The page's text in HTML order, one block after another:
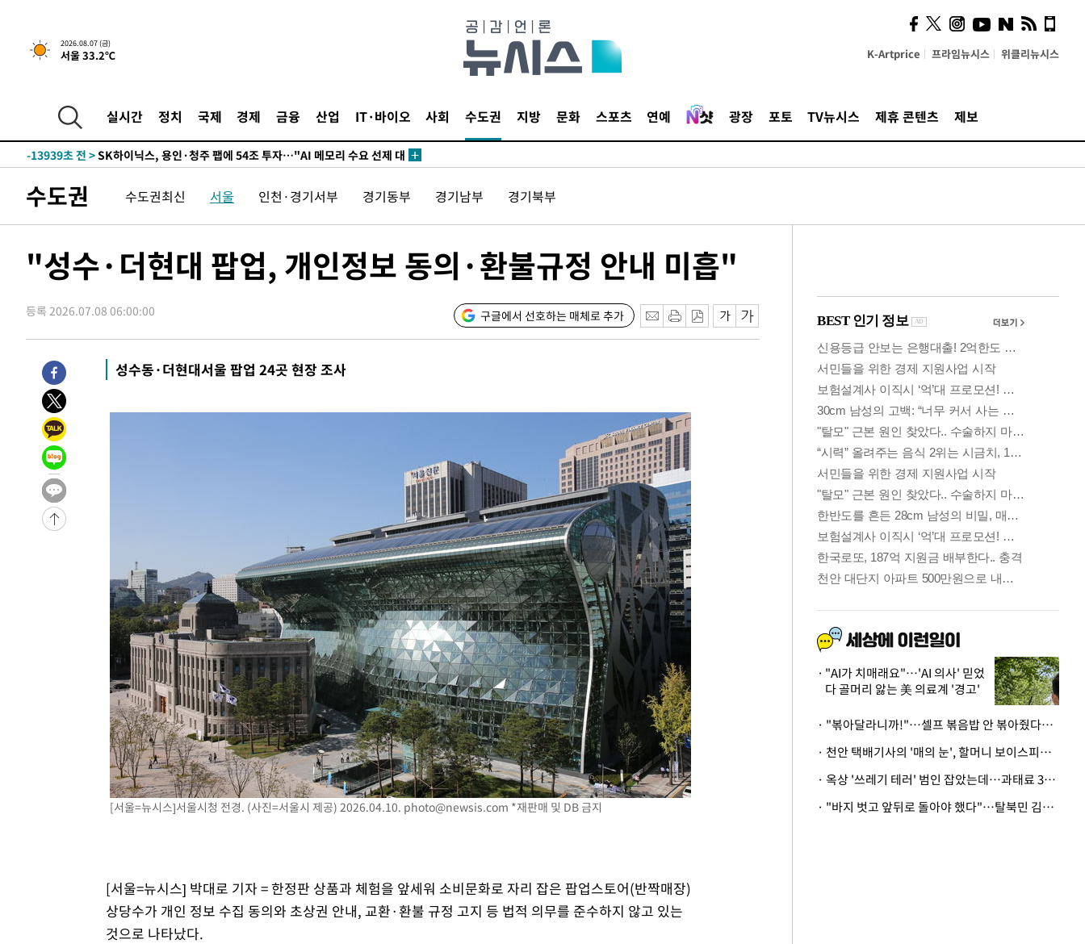
2026.08.07 (금)
서울 33.2℃ K-Artprice 프라임뉴시스 위클리뉴시스
실시간 정치 국제 경제 금융 산업 IT·바이오 사회 수도권 지방 문화 스포츠 연예 광장 포토 TV뉴시스 제휴 콘텐츠 제보
실천"
-26167초 전 >이란, "오만과 '중앙 단일 루트' 합의…북쪽 인바운드·남쪽 아웃바
운드는 임시"
-17735초 전 >"낮 기온 소폭 하락"…수도권 폭염중대경보, 폭염경보로 하향
-17662초 전 >
[단독]중수청 지원 검사들, 정원 초과 시 낮은 계급 임용…희망지 못
-15633초 전 >
-13939초 전 >SK하이닉스, 용인·청주 팹에 54조 투자…"AI 메모리 수요 선제 대
-10048초 전 >
외국인 심판 성 접대 7경기 들여다보니…한국 축구 '5승 2무'
-9782초 전 >[속보]코스닥, 2.86포인트(0.36%) 내린 798.81마감
-9715초 전 >[속보]원·달러 환율, 7.7원 내린 1416.1원 마감
-6694초 전 >[속보]종합특검, '계엄 수용공간 확보' 신용해 前교정본부장 기소
-5567초 전 >외신들도 주목한 韓축구 파문…"국민적 공분에 수사 재개"
-5538초 전 >
11시간 압수수색에 성접대 파문까지…'쑥대밭' 된 축구협회
-4560초 전 >
[속보]규제합리화위원회 부위원장에 김태유 서울대 공대 교수…이병
태 후임
-918초 전 >
-31791초 전 >
하향수정 (2보)
-31239초 전 >
-27102초 전 >
[속보]이 대통령 "부동산 공급 기존 사고방식 매달리지 말고 과감히
실천"
-26187초 전 >
운드는 임시"
-17755초 전 >
[속보]이 대통령, '호우피해' 안동·의성 관할 4개 면 특별재난지역
[단독]중수청 지원 검사들, 정원 초과 시 낮은 계급 임용…희망지 못
낮 최고 37도 찜통더위…곳곳 소나기·강원 많은 비[내일날씨]
SK하이닉스, 용인·청주 팹에 54조 투자…"AI 메모리 수요 선제 대
여자배구 이재영·이다영 자매, 아제르바이잔 투란VC 입단
외국인 심판 성 접대 7경기 들여다보니…한국 축구 '5승 2무'
[속보]코스닥, 2.86포인트(0.36%) 내린 798.81마감
[속보]코스피, 6200선 약보합…0.60% 내린 6258.77에 마쳐
[속보]원·달러 환율, 7.7원 내린 1416.1원 마감
[속보] 노원서 40.1도 관측…서울, 2018년 이후 첫 40도
[속보]종합특검, '계엄 수용공간 확보' 신용해 前교정본부장 기소
외신들도 주목한 韓축구 파문…"국민적 공분에 수사 재개"
11시간 압수수색에 성접대 파문까지…'쑥대밭' 된 축구협회
수도권 수도권최신 서울 인천·경기서부 경기동부 경기남부 경기북부
"성수·더현대 팝업, 개인정보 동의·환불규정 안내 미흡"
등록 2026.07.08 06:00:00 구글에서 선호하는 매체로 추가
성수동·더현대서울 팝업 24곳 현장 조사
[서울=뉴시스]서울시청 전경. (사진=서울시 제공) 2026.04.10. photo@newsis.com *재판매 및 DB 금지
[서울=뉴시스] 박대로 기자 = 한정판 상품과 체험을 앞세워 소비문화로 자리 잡은 팝업스토어(반짝매장)
상당수가 개인 정보 수집 동의와 초상권 안내, 교환·환불 규정 고지 등 법적 의무를 준수하지 않고 있는
것으로 나타났다.
시, 스마트폰 액세서리에
NFC 더했다
"AI가 치매래요"…'AI 의사' 믿었
다 골머리 앓는 美 의료계 '경고'
· "볶아달라니까!"…셀프 볶음밥 안 볶아줬다고 사장 폭행한 손님
· 천안 택배기사의 '매의 눈', 할머니 보이스피싱 피해 막아
· 옥상 '쓰레기 테러' 범인 잡았는데…과태료 3만원 처분에 숙박업주 허탈
· "바지 벗고 앞뒤로 돌아야 했다"…탈북민 김서아, 기쁨조 검사 수치심 회상